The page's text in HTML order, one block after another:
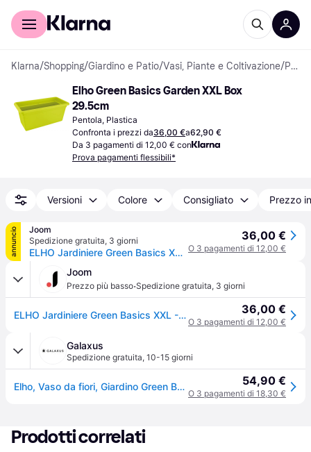
Per il tuo shopping
Klarna/Shopping/Giardino e Patio/Vasi, Piante e Coltivazione/ Pentole
Elho Green Basics Garden XXL Box
29.5cm
Pentola, Plastica
Confronta i prezzi da36,00 €a62,90 €
Da 3 pagamenti di 12,00 € con
Prova pagamenti flessibili*
Versioni Colore Consigliato Prezzo
annuncio
Joom
Spedizione gratuita, 3 giorni
ELHO Jardiniere Green Basics XXL - L 29,5 x W 59,2 x H 27,7 cm - Extérieur - Vivre noir
36,00 €
O 3 pagamenti di 12,00 €
Joom
Prezzo più basso·Spedizione gratuita, 3 giorni
ELHO Jardiniere Green Basics XXL - L 29,5 x W 59,2 x H 27,7 cm - Extérieur - Vivre noir 36,00 €
O 3 pagamenti di 12,00 €
Galaxus
Spedizione gratuita, 10-15 giorni
Elho, Vaso da fiori, Giardino Green Basics Xxl (28.50 x 58 x 26.80cm) 54,90 €
O 3 pagamenti di 18,30 €
Prodotti correlati